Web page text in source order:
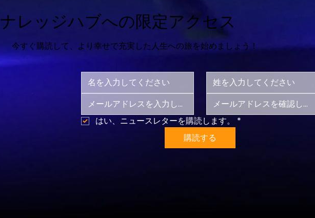
ナレッジハブへの限定アクセス
今すぐ購読して、より幸せで充実した人生への旅を始めましょう！
はい、ニュースレターを購読します。
*
購読する